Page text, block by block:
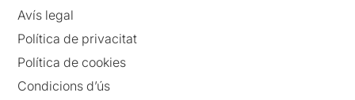
Avís legal
Política de privacitat
Política de cookies
Condicions d’ús